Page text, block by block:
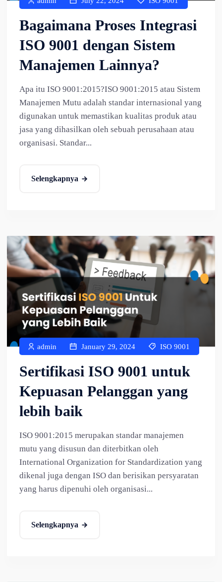
Bagaimana Proses Integrasi
ISO 9001 dengan Sistem
Manajemen Lainnya?
Apa itu ISO 9001:2015?ISO 9001:2015 atau Sistem
Manajemen Mutu adalah standar internasional yang
digunakan untuk memastikan kualitas produk atau
jasa yang dihasilkan oleh sebuah perusahaan atau
organisasi. Standar...
Selengkapnya
admin January 29, 2024 ISO 9001
Sertifikasi ISO 9001 untuk
Kepuasan Pelanggan yang
lebih baik
ISO 9001:2015 merupakan standar manajemen
mutu yang disusun dan diterbitkan oleh
International Organization for Standardization yang
dikenal juga dengan ISO dan berisikan persyaratan
yang harus dipenuhi oleh organisasi...
Selengkapnya